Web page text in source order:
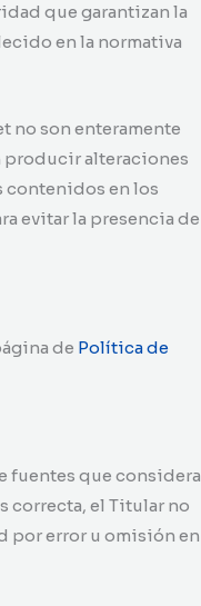
que garantizan la
en la normativa
no son enteramente
producir alteraciones
contenidos en los
evitar la presencia de
de Política de
fuentes que considera
correcta, el Titular no
por error u omisión en